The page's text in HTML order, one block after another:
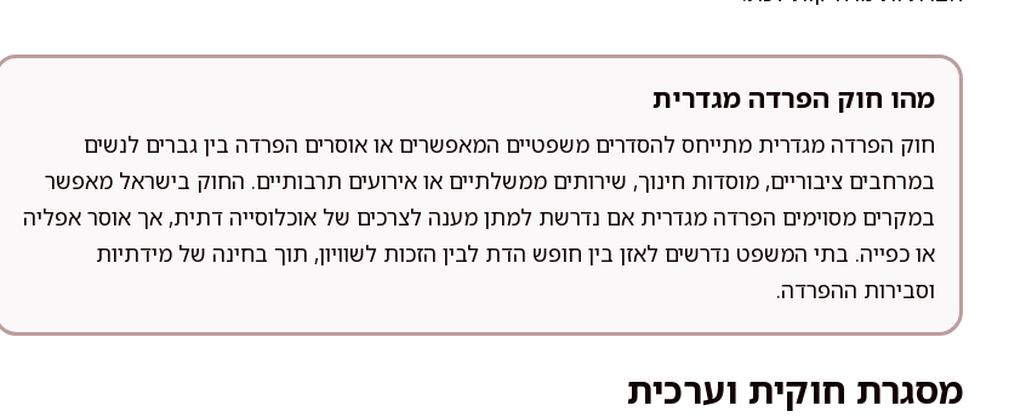
מהו חוק הפרדה מגדרית
חוק הפרדה מגדרית מתייחס להסדרים משפטיים המאפשרים או אוסרים הפרדה בין גברים לנשים
במרחבים ציבוריים, מוסדות חינוך, שירותים ממשלתיים או אירועים תרבותיים. החוק בישראל מאפשר
במקרים מסוימים הפרדה מגדרית אם נדרשת למתן מענה לצרכים של אוכלוסייה דתית, אך אוסר אפליה
או כפייה. בתי המשפט נדרשים לאזן בין חופש הדת לבין הזכות לשוויון, תוך בחינה של מידתיות
וסבירות ההפרדה.
מסגרת חוקית וערכית